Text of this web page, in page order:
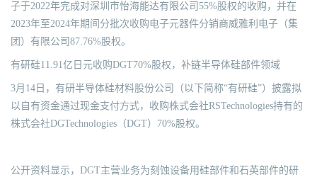
子于2022年完成对深圳市怡海能达有限公司55%股权的收购，并在
2023年至2024年期间分批次收购电子元器件分销商威雅利电子（集
团）有限公司87.76%股权。
有研硅11.91亿日元收购DGT70%股权，补链半导体硅部件领域
3月14日，有研半导体硅材料股份公司（以下简称“有研硅”）披露拟
以自有资金通过现金支付方式，收购株式会社RSTechnologies持有的
株式会社DGTechnologies（DGT）70%股权。
公开资料显示，DGT主营业务为刻蚀设备用硅部件和石英部件的研